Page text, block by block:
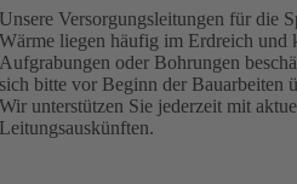
Unsere Versorgungsleitungen für die
Wärme liegen häufig im Erdreich und
Aufgrabungen oder Bohrungen
sich bitte vor Beginn der Bauarbeiten
Wir unterstützen Sie jederzeit mit
Leitungsauskünften.